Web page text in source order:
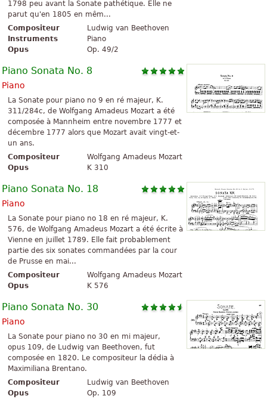
1798 peu avant la Sonate pathétique. Elle ne
parut qu'en 1805 en mêm...
Compositeur
Ludwig van Beethoven
Instruments
Piano
Opus
Op. 49/2
Piano Sonata No. 8
Piano
La Sonate pour piano no 9 en ré majeur, K.
311/284c, de Wolfgang Amadeus Mozart a été
composée à Mannheim entre novembre 1777 et
décembre 1777 alors que Mozart avait vingt-et-
un ans.
Compositeur
Wolfgang Amadeus Mozart
Opus
K 310
Piano Sonata No. 18
Piano
La Sonate pour piano no 18 en ré majeur, K.
576, de Wolfgang Amadeus Mozart a été écrite à
Vienne en juillet 1789. Elle fait probablement
partie des six sonates commandées par la cour
de Prusse en mai...
Compositeur
Wolfgang Amadeus Mozart
Opus
K 576
Piano Sonata No. 30
Piano
La Sonate pour piano no 30 en mi majeur,
opus 109, de Ludwig van Beethoven, fut
composée en 1820. Le compositeur la dédia à
Maximiliana Brentano.
Compositeur
Ludwig van Beethoven
Opus
Op. 109